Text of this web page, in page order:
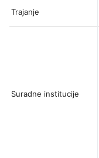
Trajanje
Suradne institucije